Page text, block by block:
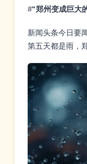
#“郑州变成巨大
新闻头条今日要
第五天都是雨，